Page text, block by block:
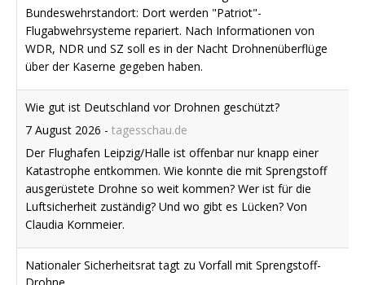
Der Flughafen Leipzig/Halle ist offenbar nur knapp einer
Katastrophe entkommen. Wie konnte die mit Sprengstoff
ausgerüstete Drohne so weit kommen? Wer ist für die
Luftsicherheit zuständig? Und wo gibt es Lücken? Von
Claudia Kornmeier.
Nationaler Sicherheitsrat tagt zu Vorfall mit Sprengstoff-
Drohne
7 August 2026-tagesschau.de
Nach dem Vorfall mit einer Sprengstoff-Drohne am
Flughafen Leipzig/Halle hatte es Forderungen gegeben, der
Nationale Sicherheitsrat müsse sich mit dem Thema
befassen. Der hat nun getagt - unter Leitung von Kanzler
Merz.